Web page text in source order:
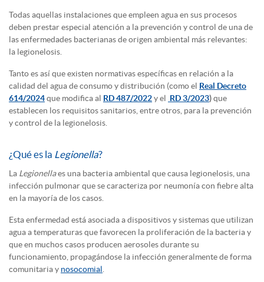
Todas aquellas instalaciones que empleen agua en sus procesos
deben prestar especial atención a la prevención y control de una de
las enfermedades bacterianas de origen ambiental más relevantes:
la legionelosis.
Tanto es así que existen normativas específicas en relación a la
calidad del agua de consumo y distribución (como el Real Decreto
614/2024que modifica al RD 487/2022y el RD 3/2023)que
establecen los requisitos sanitarios, entre otros, para la prevención
y control de la legionelosis.
¿Qué es la Legionella?
La Legionellaes una bacteria ambiental que causa legionelosis, una
infección pulmonar que se caracteriza por neumonía con fiebre alta
en la mayoría de los casos.
Esta enfermedad está asociada a dispositivos y sistemas que utilizan
agua a temperaturas que favorecen la proliferación de la bacteria y
que en muchos casos producen aerosoles durante su
funcionamiento, propagándose la infección generalmente de forma
comunitaria y nosocomial